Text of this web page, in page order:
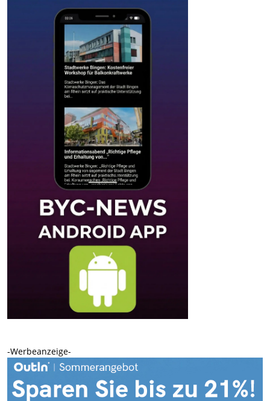
-Werbeanzeige-